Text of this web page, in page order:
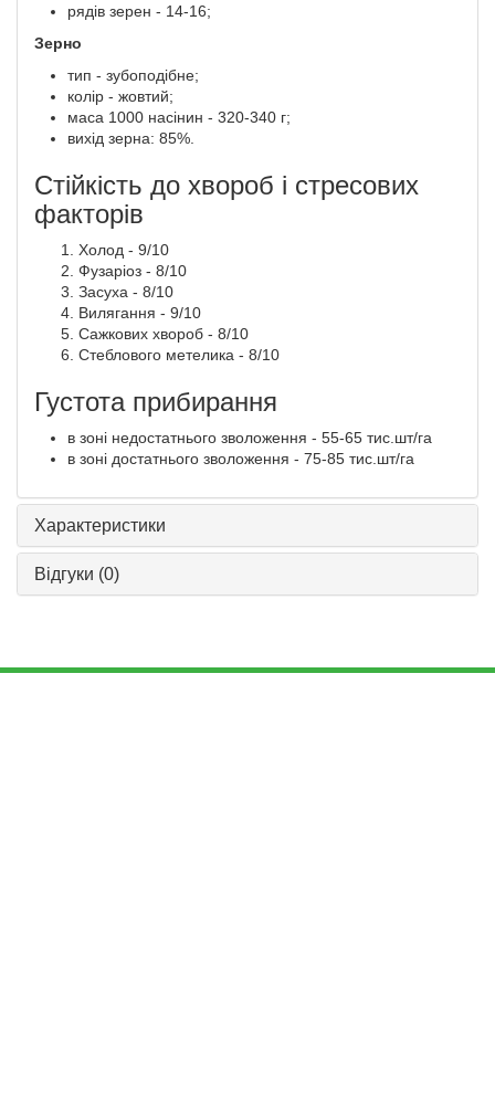
рядів зерен - 14-16;
Зерно
тип - зубоподібне;
колір - жовтий;
маса 1000 насінин - 320-340 г;
вихід зерна: 85%.
Стійкість до хвороб і стресових
факторів
Холод - 9/10
Фузаріоз - 8/10
Засуха - 8/10
Вилягання - 9/10
Сажкових хвороб - 8/10
Стеблового метелика - 8/10
Густота прибирання
в зоні недостатнього зволоження - 55-65 тис.шт/га
в зоні достатнього зволоження - 75-85 тис.шт/га
Характеристики
Відгуки (0)